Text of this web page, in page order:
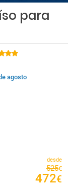
para
agosto
desde
525€
472€